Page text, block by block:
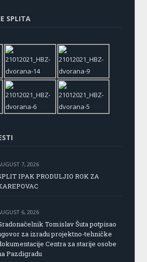
SPLITA
7, 2026
IPAK PRODULJIO ROK ZA
6, 2026
Tomislav Šuta potpisao
za izradu projektno-tehničke
Centra za starije osobe
Pazdigradu